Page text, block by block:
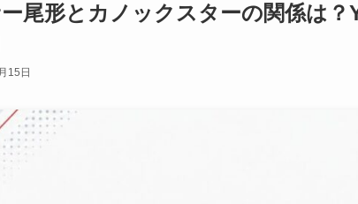
尾形とカノックスターの関係は？
15日